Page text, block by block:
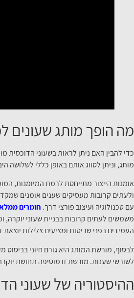
מה הופך מותג שעונים
כדי להבין האם ניתן לראות בשעוני הדוכסית
מותג, וניתן לסווג אותם באופן כללי לשלושה
אומנות הייצור מתייחסת לרמת המיומנות,
ולעתים קרובות מעסיקים שענים אומנים
עם טכנולוגיה ועיצוב פורצי דרך. חומרים
משמשים לעתים קרובות בבניית שעוני יוקרה,
העמידים בפני שריטות ומציעים צלילות יוצאת
לבסוף, מורשת המותג היא גורם חיוני
לשורשי שענות. מורשת זו מוסיפה תחושת
ההיסטוריה של שעוני